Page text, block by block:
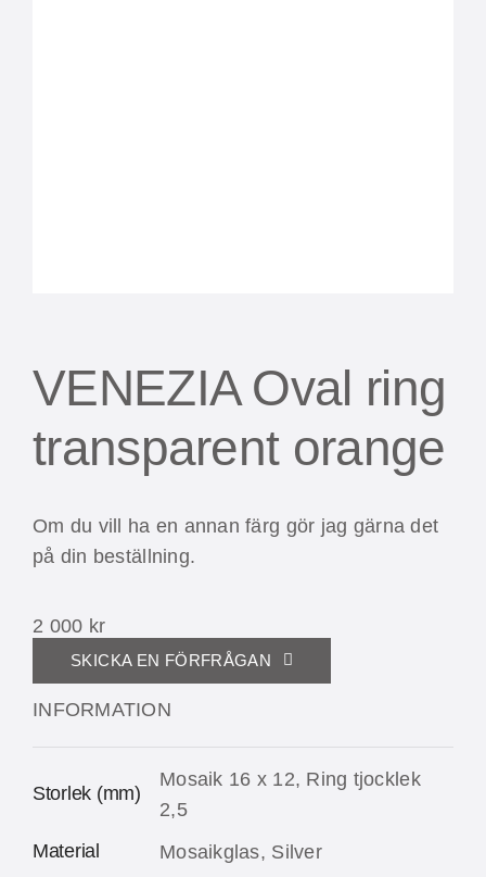
VENEZIA Oval ring
transparent orange
Om du vill ha en annan färg gör jag gärna det
på din beställning.
2 000 kr
SKICKA EN FÖRFRÅGAN
INFORMATION
Storlek (mm)
Mosaik 16 x 12, Ring tjocklek
2,5
Material
Mosaikglas, Silver